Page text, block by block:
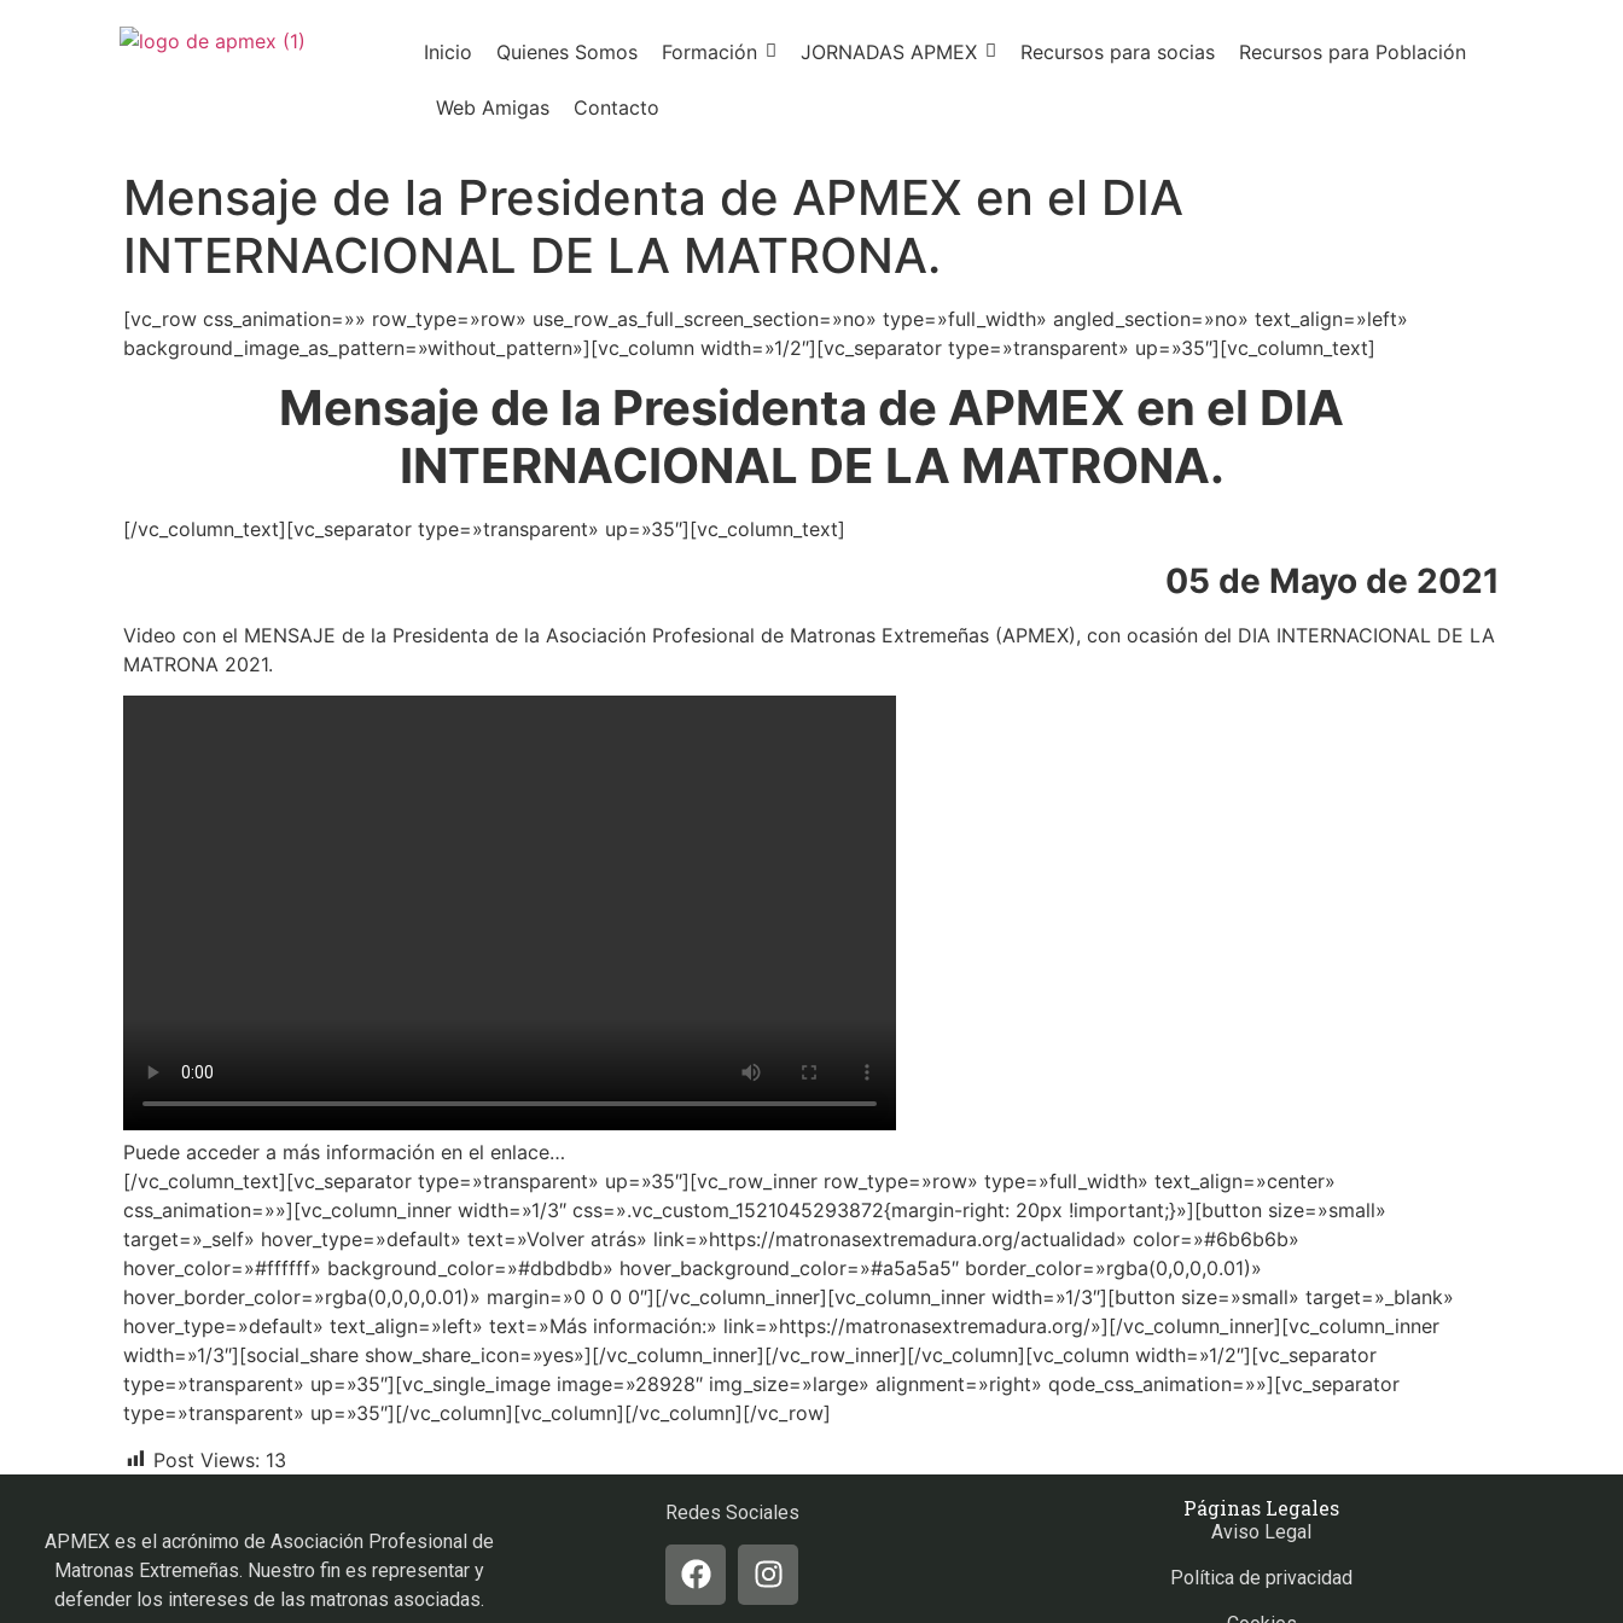
Inicio Quienes Somos Formación JORNADAS APMEX Recursos para socias Recursos para Población
Web Amigas Contacto
Mensaje de la Presidenta de APMEX en el DIA
INTERNACIONAL DE LA MATRONA.
[vc_row css_animation=»» row_type=»row» use_row_as_full_screen_section=»no» type=»full_width» angled_section=»no» text_align=»left»
background_image_as_pattern=»without_pattern»][vc_column width=»1/2″][vc_separator type=»transparent» up=»35″][vc_column_text]
Mensaje de la Presidenta de APMEX en el DIA
INTERNACIONAL DE LA MATRONA.
[/vc_column_text][vc_separator type=»transparent» up=»35″][vc_column_text]
05 de Mayo de 2021
Video con el MENSAJE de la Presidenta de la Asociación Profesional de Matronas Extremeñas (APMEX), con ocasión del DIA INTERNACIONAL DE LA
MATRONA 2021.
Puede acceder a más información en el enlace…
[/vc_column_text][vc_separator type=»transparent» up=»35″][vc_row_inner row_type=»row» type=»full_width» text_align=»center»
css_animation=»»][vc_column_inner width=»1/3″ css=».vc_custom_1521045293872{margin-right: 20px !important;}»][button size=»small»
target=»_self» hover_type=»default» text=»Volver atrás» link=»https://matronasextremadura.org/actualidad» color=»#6b6b6b»
hover_color=»#ffffff» background_color=»#dbdbdb» hover_background_color=»#a5a5a5″ border_color=»rgba(0,0,0,0.01)»
hover_border_color=»rgba(0,0,0,0.01)» margin=»0 0 0 0″][/vc_column_inner][vc_column_inner width=»1/3″][button size=»small» target=»_blank»
hover_type=»default» text_align=»left» text=»Más información:» link=»https://matronasextremadura.org/»][/vc_column_inner][vc_column_inner
width=»1/3″][social_share show_share_icon=»yes»][/vc_column_inner][/vc_row_inner][/vc_column][vc_column width=»1/2″][vc_separator
type=»transparent» up=»35″][vc_single_image image=»28928″ img_size=»large» alignment=»right» qode_css_animation=»»][vc_separator
type=»transparent» up=»35″][/vc_column][vc_column][/vc_column][/vc_row]
Post Views: 13
APMEX es el acrónimo de Asociación Profesional de
Matronas Extremeñas. Nuestro fin es representar y
defender los intereses de las matronas asociadas.
Redes Sociales Páginas Legales
Aviso Legal
Política de privacidad